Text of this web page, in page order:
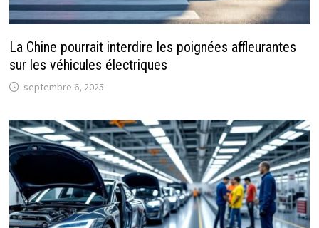
La Chine pourrait interdire les poignées affleurantes
sur les véhicules électriques
septembre 6, 2025